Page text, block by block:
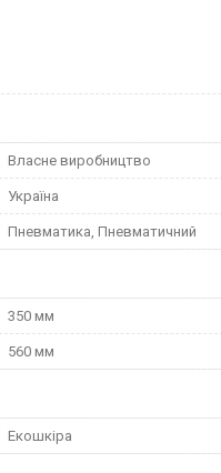
Власне виробництво
Україна
Пневматика, Пневматичний
350 мм
560 мм
Екошкіра